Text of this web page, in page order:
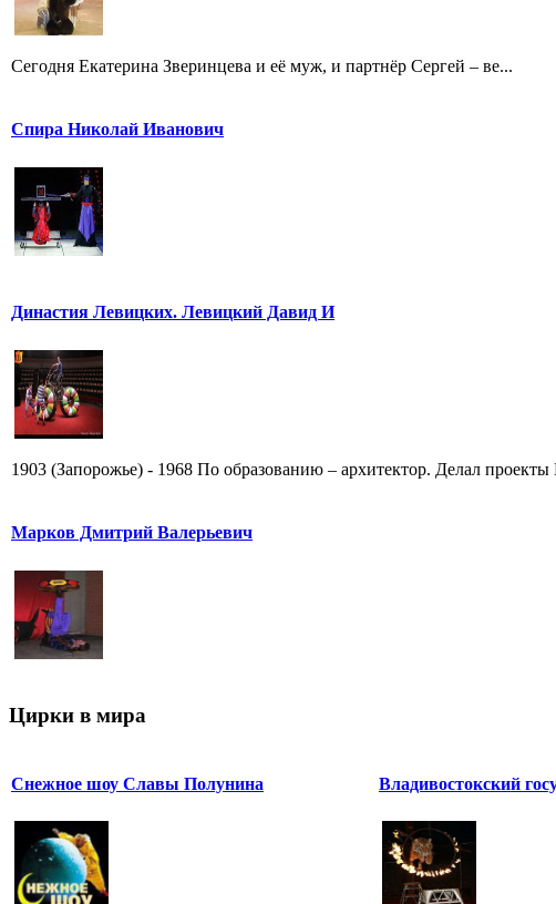
Сегодня Екатерина Зверинцева и её муж, и партнёр Сергей – ве...
Спира Николай Иванович
Династия Левицких. Левицкий Давид И
1903 (Запорожье) - 1968 По образованию – архитектор. Делал проекты
Марков Дмитрий Валерьевич
Цирки в мира
Снежное шоу Славы Полунина Владивостокский